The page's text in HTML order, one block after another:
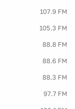
107.9 FM
105.3 FM
88.8 FM
88.6 FM
88.3 FM
97.7 FM